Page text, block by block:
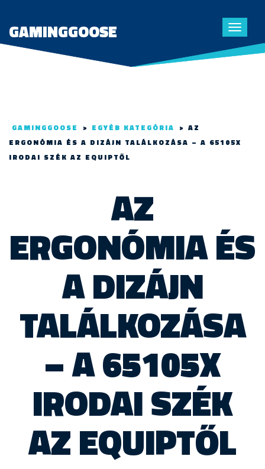
Toggle
GAMINGGOOSE
GAMINGGOOSE > EGYÉB KATEGÓRIA > AZ
ERGONÓMIA ÉS A DIZÁJN TALÁLKOZÁSA – A 65105X
IRODAI SZÉK AZ EQUIPTŐL
AZ
ERGONÓMIA ÉS
A DIZÁJN
TALÁLKOZÁSA
– A 65105X
IRODAI SZÉK
AZ EQUIPTŐL